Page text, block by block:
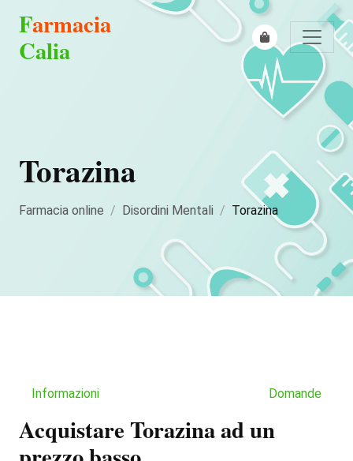
Farmacia
Calia
Torazina
Farmacia online Disordini Mentali Torazina
Informazioni Domande
Acquistare Torazina ad un